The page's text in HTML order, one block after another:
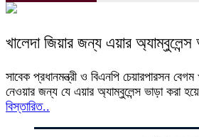
খালেদা জিয়ার জন্য এয়ার
সাবেক প্রধানমন্ত্রী ও বিএনপি চেয়ারপারসন বেগম
নেওয়ার জন্য যে এয়ার অ্যাম্বুলেন্স ভাড়া করা
বিস্তারিত..